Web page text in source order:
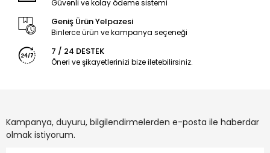
Güvenli ve kolay ödeme sistemi
Geniş Ürün Yelpazesi
Binlerce ürün ve kampanya seçeneği
7 / 24 DESTEK
Öneri ve şikayetlerinizi bize iletebilirsiniz.
Kampanya, duyuru, bilgilendirmelerden e-posta ile haberdar
olmak istiyorum.